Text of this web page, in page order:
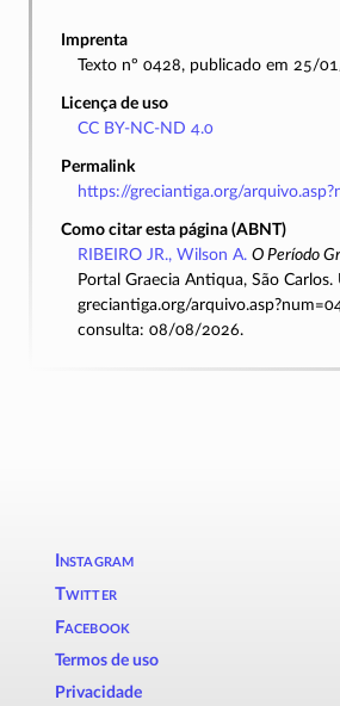
Imprenta
Texto nº 0428, publicado em 25/
Licença de uso
CC BY-NC-ND 4.0
Permalink
https://greciantiga.org/
Como citar esta página (ABNT)
RIBEIRO JR., Wilson A. O Período
Portal Graecia Antiqua, São Carlos.
greciantiga.org/
consulta: 08/08/2026.
Instagram
Twitter
Facebook
Termos de uso
Privacidade